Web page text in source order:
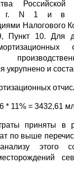
г. N 1 и в
Налогового
Пункт 10. Для
укрупнено и
* 11% = 3432,61
приняты в
по выше
этого